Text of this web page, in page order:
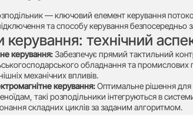
— ключовий елемент керування
та способу керування безпосередньо
керування: технічний
керування: Забезпечує прямий тактильний
обладнання та промислових
механічних впливів.
керування:Оптимальне рішення для
такі розподільники інтегруються в
складних циклів за заданим алгоритмом.